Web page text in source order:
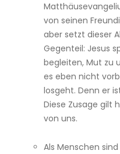
von seinen
aber setzt dieser
Gegenteil: Jesus
begleiten, Mut zu
es eben nicht
losgeht. Denn er
Diese Zusage gilt
von uns.
Als Menschen